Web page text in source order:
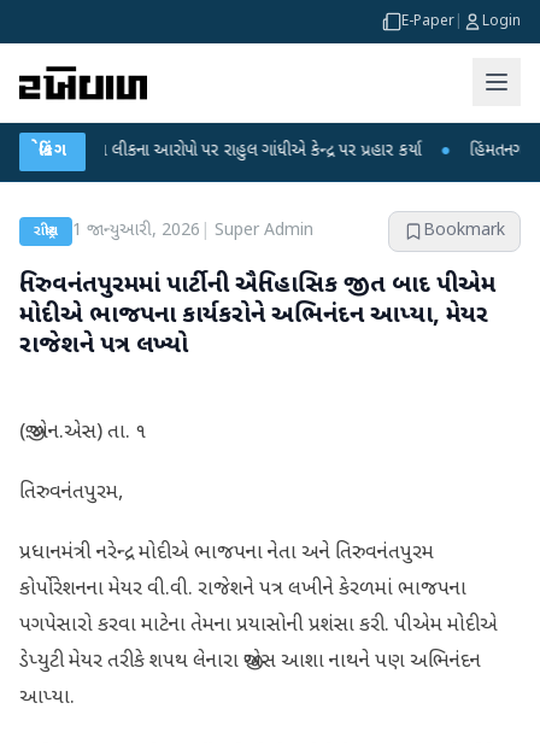
E-Paper Login
બ્રેકિંગ
લીકના આરોપો પર રાહુલ ગાંધીએ કેન્દ્ર પર પ્રહાર કર્યા ● હિંમતનગરમાં રહસ્યમય
રાષ્ટ્રીય 1 જાન્યુઆરી, 2026 Super Admin Bookmark
તિરુવનંતપુરમમાં પાર્ટીની ઐતિહાસિક જીત બાદ પીએમ
મોદીએ ભાજપના કાર્યકરોને અભિનંદન આપ્યા, મેયર
રાજેશને પત્ર લખ્યો
(જી.એન.એસ) તા. ૧
તિરુવનંતપુરમ,
પ્રધાનમંત્રી નરેન્દ્ર મોદીએ ભાજપના નેતા અને તિરુવનંતપુરમ
કોર્પોરેશનના મેયર વી.વી. રાજેશને પત્ર લખીને કેરળમાં ભાજપના
પગપેસારો કરવા માટેના તેમના પ્રયાસોની પ્રશંસા કરી. પીએમ મોદીએ
ડેપ્યુટી મેયર તરીકે શપથ લેનારા જીએસ આશા નાથને પણ અભિનંદન
આપ્યા.